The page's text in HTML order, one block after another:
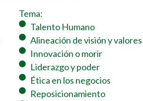
Tema:
Talento Humano
Alineación de visión y valores
Innovación o morir
Liderazgo y poder
Ética en los negocios
Reposicionamiento